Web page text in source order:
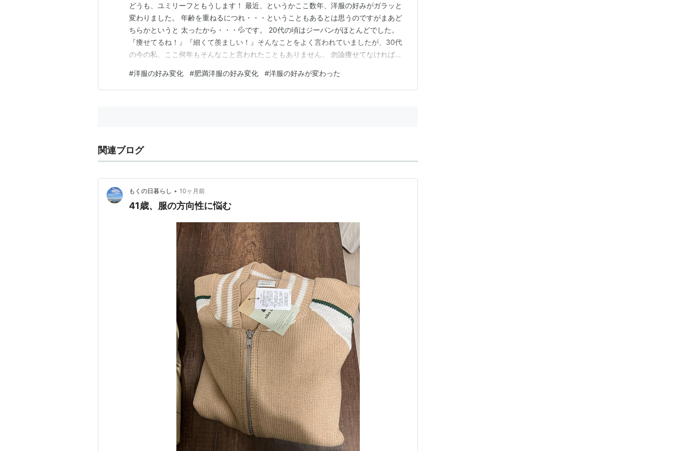
どうも、ユミリーフともうします！ 最近、というかここ数年、洋服の好みがガラッと
変わりました。 年齢を重ねるにつれ・・・ということもあるとは思うのですがまあど
ちらかというと 太ったから・・・💦です。 20代の頃はジーパンがほとんどでした。
『痩せてるね！』『細くて羨ましい！』そんなことをよく言われていましたが、30代
の今の私、ここ何年もそんなこと言われたこともありません。 勿論痩せてなければい
り過去の自分がどこか羨ましかったりします😣💦 しかし、タイトルにもあるように洋
服の好みが良い意味で最近変わりつつあります。 今まで…
#洋服の好み変化 #肥満洋服の好み変化 #洋服の好みが変わった
関連ブログ
もくの日暮らし • 10ヶ月前
41歳、服の方向性に悩む